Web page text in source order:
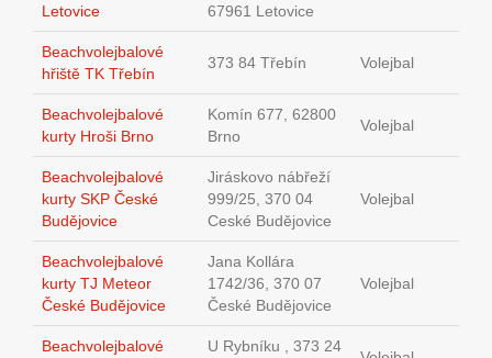
Letovice
67961 Letovice
Beachvolejbalové
hřiště TK Třebín
373 84 Třebín Volejbal
Beachvolejbalové
kurty Hroši Brno
Komín 677, 62800
Brno
Volejbal
Beachvolejbalové
kurty SKP České
Budějovice
Jiráskovo nábřeží
999/25, 370 04
Ceské Budějovice
Volejbal
Beachvolejbalové
kurty TJ Meteor
České Budějovice
Jana Kollára
1742/36, 370 07
České Budějovice
Volejbal
Beachvolejbalové
U Rybníku , 373 24